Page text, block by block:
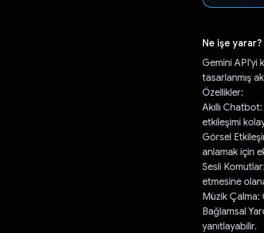
Ne işe yarar?
Gemini API'yi
tasarlanmış
Özellikler:
Akıllı
etkileşimi
Görsel
anlamak için
Sesli
etmesine
Müzik Çalma:
Bağlamsal
yanıtlayabilir.